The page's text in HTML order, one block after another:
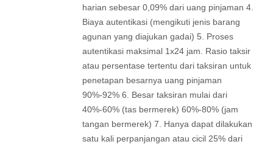
harian sebesar 0,09% dari uang pinjaman 4.
Biaya autentikasi (mengikuti jenis barang
agunan yang diajukan gadai) 5. Proses
autentikasi maksimal 1x24 jam. Rasio taksir
atau persentase tertentu dari taksiran untuk
penetapan besarnya uang pinjaman
90%-92% 6. Besar taksiran mulai dari
40%-60% (tas bermerek) 60%-80% (jam
tangan bermerek) 7. Hanya dapat dilakukan
satu kali perpanjangan atau cicil 25% dari